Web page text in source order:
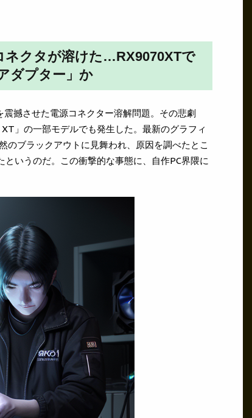
ネクタが溶けた…RX9070XTで
ダプター」か
撼させた電源コネクター溶解問題。その悲劇
」の一部モデルでも発生した。最新のグラフィ
のブラックアウトに見舞われ、原因を調べたとこ
いうのだ。この衝撃的な事態に、自作PC界隈に